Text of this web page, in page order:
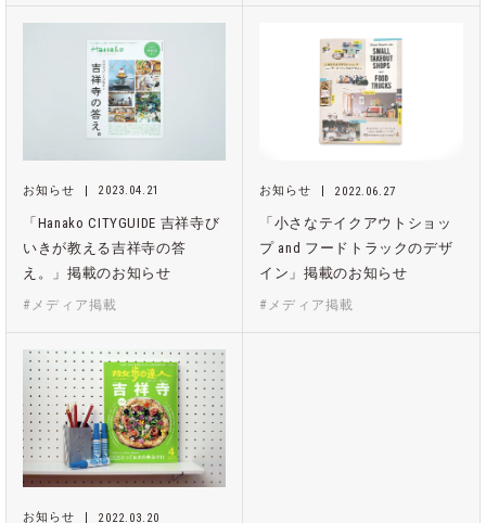
お知らせ 2023.04.21
「Hanako CITYGUIDE 吉祥寺び
いきが教える吉祥寺の答
え。」掲載のお知らせ
#メディア掲載
お知らせ 2022.06.27
「小さなテイクアウトショッ
プ and フードトラックのデザ
イン」掲載のお知らせ
#メディア掲載
お知らせ 2022.03.20